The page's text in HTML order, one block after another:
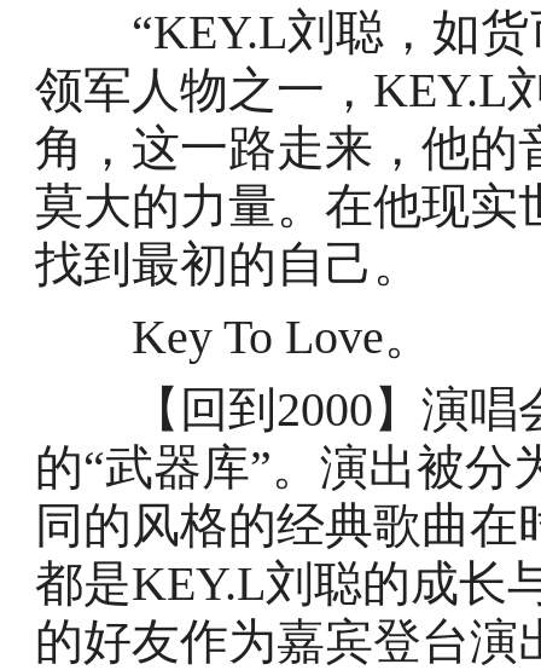
“KEY.L刘聪，如货
领军人物之一，KEY.L
角，这一路走来，他的
莫大的力量。在他现实
找到最初的自己。
Key To Love。
【回到2000】演唱
的“武器库”。演出被
同的风格的经典歌曲
都是KEY.L刘聪的成长
的好友作为嘉宾登台演